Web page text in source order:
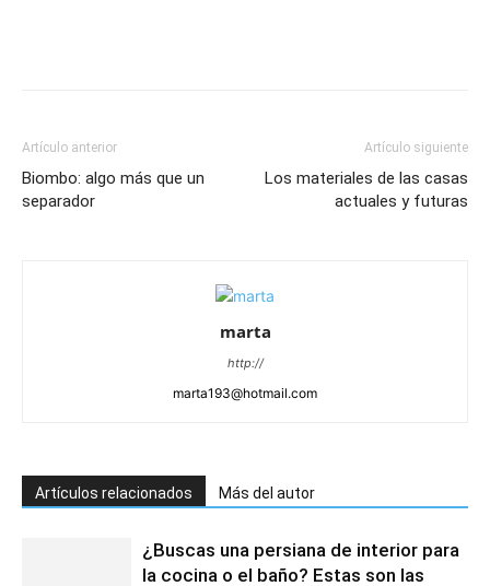
Artículo anterior
Biombo: algo más que un
separador
Artículo siguiente
Los materiales de las casas
actuales y futuras
marta
http://
marta193@hotmail.com
Artículos relacionados Más del autor
¿Buscas una persiana de interior para
la cocina o el baño? Estas son las